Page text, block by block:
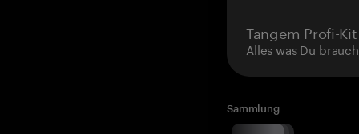
Tangem Profi-Kit
Alles was Du
Sammlung